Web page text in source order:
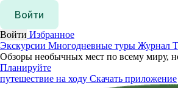
Войти
Войти Избранное
Экскурсии Многодневные туры Журнал
Обзоры необычных мест по всему миру,
Планируйте
путешествие на ходу Скачать приложение